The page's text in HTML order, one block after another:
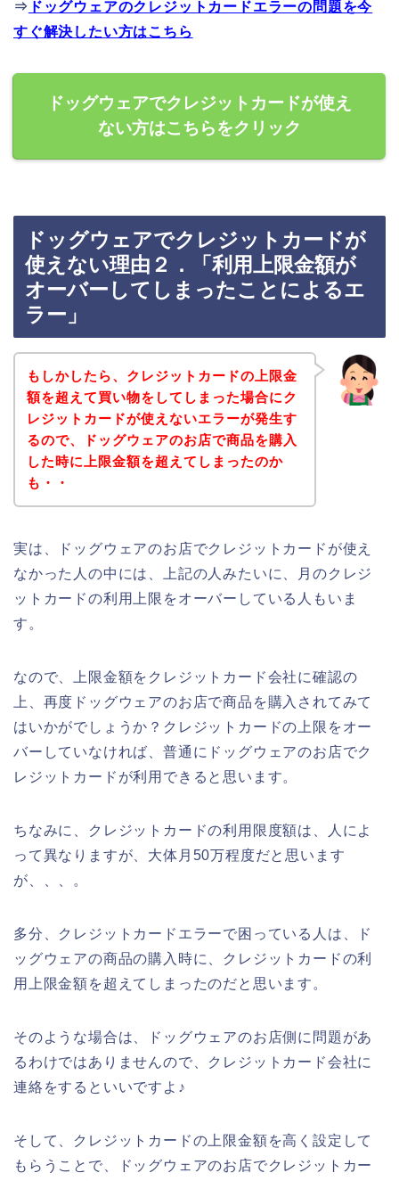
⇒ ドッグウェアのクレジットカードエラーの問題を今
すぐ解決したい方はこちら
ドッグウェアでクレジットカードが使え
ない方はこちらをクリック
ドッグウェアでクレジットカードが
使えない理由２．「利用上限金額が
オーバーしてしまったことによるエ
ラー」
もしかしたら、クレジットカードの上限金
額を超えて買い物をしてしまった場合にク
レジットカードが使えないエラーが発生す
るので、ドッグウェアのお店で商品を購入
した時に上限金額を超えてしまったのか
も・・
実は、ドッグウェアのお店でクレジットカードが使え
なかった人の中には、上記の人みたいに、月のクレジ
ットカードの利用上限をオーバーしている人もいま
す。
なので、上限金額をクレジットカード会社に確認の
上、再度ドッグウェアのお店で商品を購入されてみて
はいかがでしょうか？クレジットカードの上限をオー
バーしていなければ、普通にドッグウェアのお店でク
レジットカードが利用できると思います。
ちなみに、クレジットカードの利用限度額は、人によ
って異なりますが、大体月50万程度だと思います
が、、、。
多分、クレジットカードエラーで困っている人は、ド
ッグウェアの商品の購入時に、クレジットカードの利
用上限金額を超えてしまったのだと思います。
そのような場合は、ドッグウェアのお店側に問題があ
るわけではありませんので、クレジットカード会社に
連絡をするといいですよ♪
そして、クレジットカードの上限金額を高く設定して
もらうことで、ドッグウェアのお店でクレジットカー